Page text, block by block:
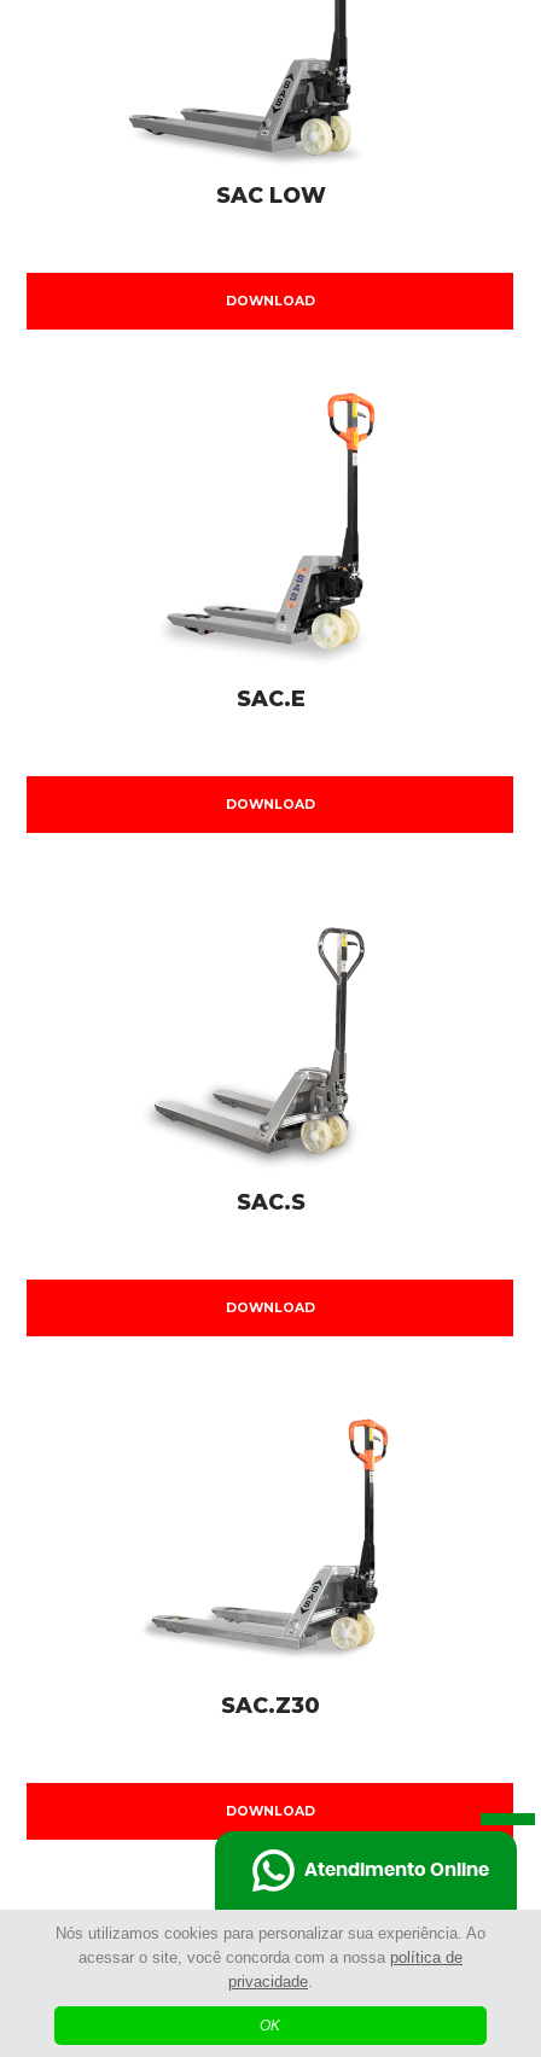
Nós utilizamos cookies para personalizar sua experiência. Ao
acessar o site, você concorda com a nossa política de
privacidade.
OK
SAC LOW
DOWNLOAD
SAC.E
DOWNLOAD
SAC.S
DOWNLOAD
SAC.Z30
DOWNLOAD
Atendimento Online